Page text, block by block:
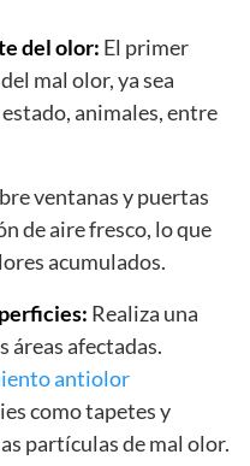
del olor: El primer
mal olor, ya sea
animales, entre
ventanas y puertas
de aire fresco, lo que
acumulados.
Realiza una
áreas afectadas.
antiolor
como tapetes y
partículas de mal olor.